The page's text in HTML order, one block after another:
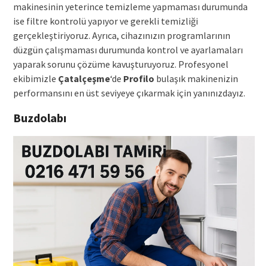
makinesinin yeterince temizleme yapmaması durumunda
ise filtre kontrolü yapıyor ve gerekli temizliği
gerçekleştiriyoruz. Ayrıca, cihazınızın programlarının
düzgün çalışmaması durumunda kontrol ve ayarlamaları
yaparak sorunu çözüme kavuşturuyoruz. Profesyonel
ekibimizle Çatalçeşme‘de Profilo bulaşık makinenizin
performansını en üst seviyeye çıkarmak için yanınızdayız.
Buzdolabı